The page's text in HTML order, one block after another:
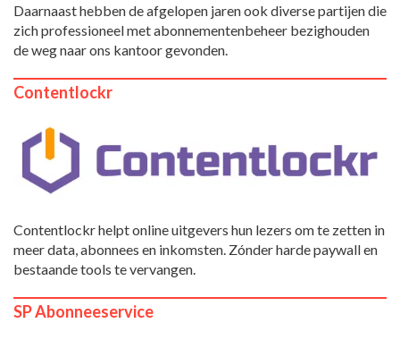
Daarnaast hebben de afgelopen jaren ook diverse partijen die
zich professioneel met abonnementenbeheer bezighouden
de weg naar ons kantoor gevonden.
Contentlockr
Contentlockr helpt online uitgevers hun lezers om te zetten in
meer data, abonnees en inkomsten. Zónder harde paywall en
bestaande tools te vervangen.
SP Abonneeservice